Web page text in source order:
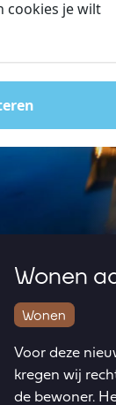
Wonen
Wonen
Voor deze
kregen wij
de bewoner.
cookies je wilt